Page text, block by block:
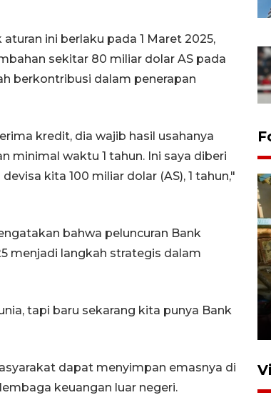
ini berlaku pada 1 Maret 2025,
sekitar 80 miliar dolar AS pada
berkontribusi dalam penerapan
kredit, dia wajib hasil usahanya
minimal waktu 1 tahun. Ini saya diberi
kita 100 miliar dolar (AS), 1 tahun,"
bahwa peluncuran Bank
menjadi langkah strategis dalam
tapi baru sekarang kita punya Bank
dapat menyimpan emasnya di
keuangan luar negeri.
rakitan di Padang